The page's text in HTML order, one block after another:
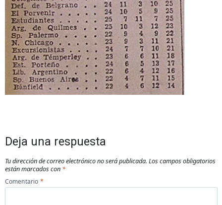
Deja una respuesta
Tu dirección de correo electrónico no será publicada. Los campos obligatorios
están marcados con *
Comentario *